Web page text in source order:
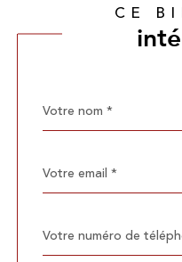
CE
Fieldset
par
*
*
*